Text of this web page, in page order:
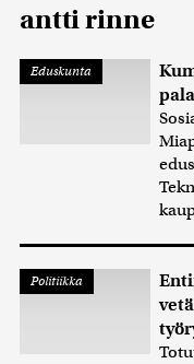
antti rinne
Eduskunta
Politiikka